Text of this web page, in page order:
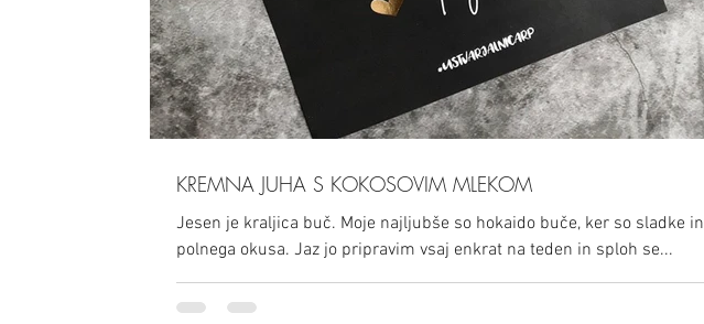
KREMNA JUHA S KOKOSOVIM MLEKOM
Jesen je kraljica buč. Moje najljubše so hokaido buče, ker so sladke in
polnega okusa. Jaz jo pripravim vsaj enkrat na teden in sploh se...